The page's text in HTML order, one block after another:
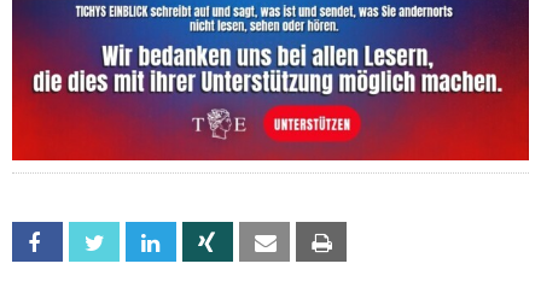
Facebook Twitter Linkedin Xing Email